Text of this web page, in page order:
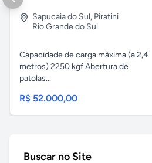
Sapucaia do Sul, Piratini
Rio Grande do Sul
Capacidade de carga máxima (a 2,4
metros) 2250 kgf Abertura de
patolas...
R$ 52.000,00
Buscar no Site